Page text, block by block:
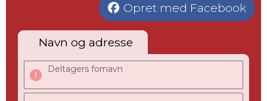
Opret med Facebook
Navn og adresse
Deltagers fornavn